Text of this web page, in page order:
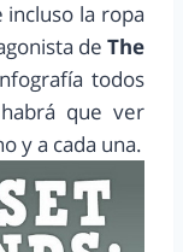
la ropa
de The
todos
que ver
y a cada una.